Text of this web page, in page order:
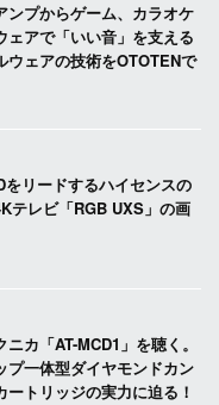
ンプからゲーム、カラオケ
ェアで「いい音」を支える
ウェアの技術をOTOTENで
リードするハイセンスの
テレビ「RGB UXS」の画
カ「AT-MCD1」を聴く。
プ一体型ダイヤモンドカン
ートリッジの実力に迫る！